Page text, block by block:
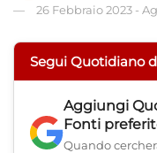
26 Febbraio 2023 -
Segui Quotidiano
Aggiungi
Fonti
Quando